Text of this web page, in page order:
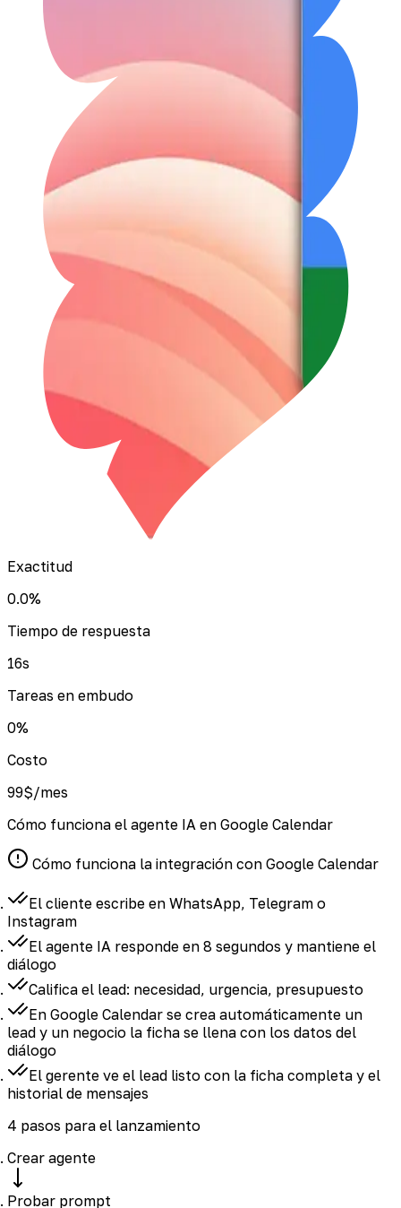
Exactitud
0.0%
Tiempo de respuesta
16s
Tareas en embudo
0%
Costo
99$/mes
Cómo funciona el agente IA en Google Calendar
Cómo funciona la integración con Google Calendar
El cliente escribe en WhatsApp, Telegram o
Instagram
El agente IA responde en 8 segundos y mantiene el
diálogo
Califica el lead: necesidad, urgencia, presupuesto
En Google Calendar se crea automáticamente un
lead y un negocio la ficha se llena con los datos del
diálogo
El gerente ve el lead listo con la ficha completa y el
historial de mensajes
4 pasos para el lanzamiento
Crear agente
Probar prompt